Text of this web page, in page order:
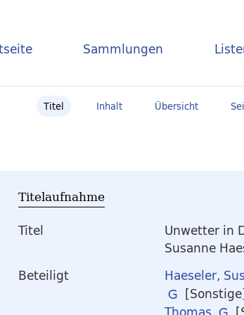
Sammlungen
Titel Inhalt Übersicht
Titelaufnahme
Titel Unwetter in
Susanne
Beteiligt
Haeseler,